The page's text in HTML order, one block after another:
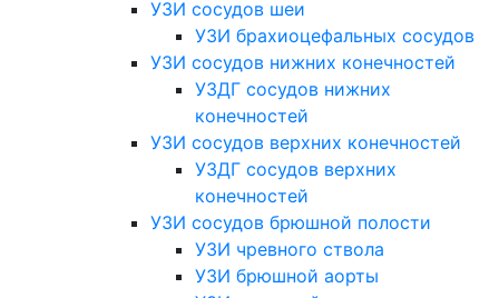
УЗИ сосудов шеи
УЗИ брахиоцефальных сосудов
УЗИ сосудов нижних конечностей
УЗДГ сосудов нижних
конечностей
УЗИ сосудов верхних конечностей
УЗДГ сосудов верхних
конечностей
УЗИ сосудов брюшной полости
УЗИ чревного ствола
УЗИ брюшной аорты